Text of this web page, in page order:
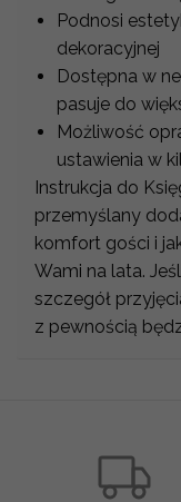
Podnosi
dekoracyjnej
Dostępna w
pasuje do
Możliwość
ustawienia w
Instrukcja do
przemyślany
komfort gości i
Wami na lata.
szczegół
z pewnością